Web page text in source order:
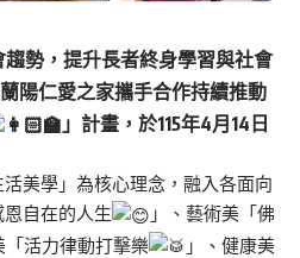
勢，提升長者終身學習與社會
陽仁愛之家攜手合作持續推動
」計畫，於115年4月14日
美學」為核心理念，融入各面向
自在的人生
」、藝術美「佛
「活力律動打擊樂
」、健康美